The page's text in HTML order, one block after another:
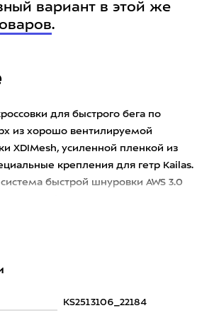
для быстрого бега по
из хорошо вентилируемой
XDIMesh, усиленной пленкой из
крепления для гетр Kailas.
быстрой шнуровки AWS 3.0
KS2513106_22184
вариант в этой же
.